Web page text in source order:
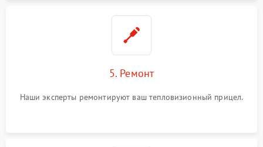
5. Ремонт
Наши эксперты ремонтируют ваш тепловизионный прицел.